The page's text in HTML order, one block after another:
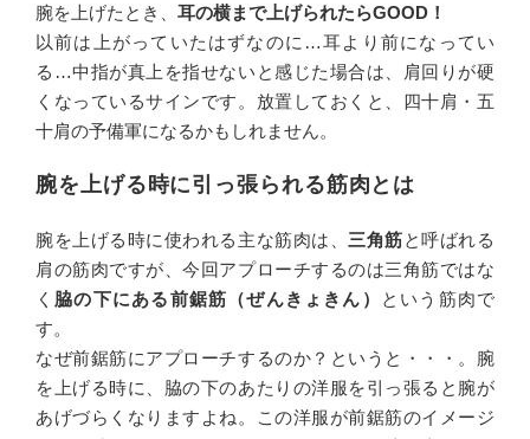
腕を上げたとき、 耳の横まで上げられたらGOOD！
以前は上がっていたはずなのに…耳より前になってい
る…中指が真上を指せないと感じた場合は、肩回りが硬
くなっているサインです。放置しておくと、四十肩・五
十肩の予備軍になるかもしれません。
腕を上げる時に引っ張られる筋肉とは
腕を上げる時に使われる主な筋肉は、 三角筋と呼ばれる
肩の筋肉ですが、今回アプローチするのは三角筋ではな
く 脇の下にある前鋸筋（ぜんきょきん）
という筋肉で
す。
なぜ前鋸筋にアプローチするのか？というと・・・。腕
を上げる時に、脇の下のあたりの洋服を引っ張ると腕が
あげづらくなりますよね。この洋服が前鋸筋のイメージ